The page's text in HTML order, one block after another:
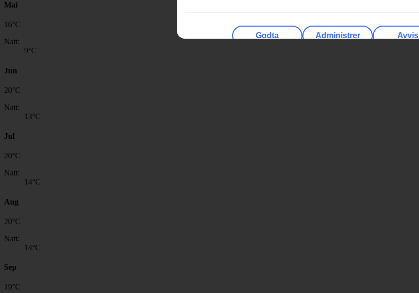
Mai
16°C
Natt:
9°C
Jun
20°C
Natt:
13°C
Jul
20°C
Natt:
14°C
Aug
20°C
Natt:
14°C
Sep
19°C
Godta Administrer Avvis